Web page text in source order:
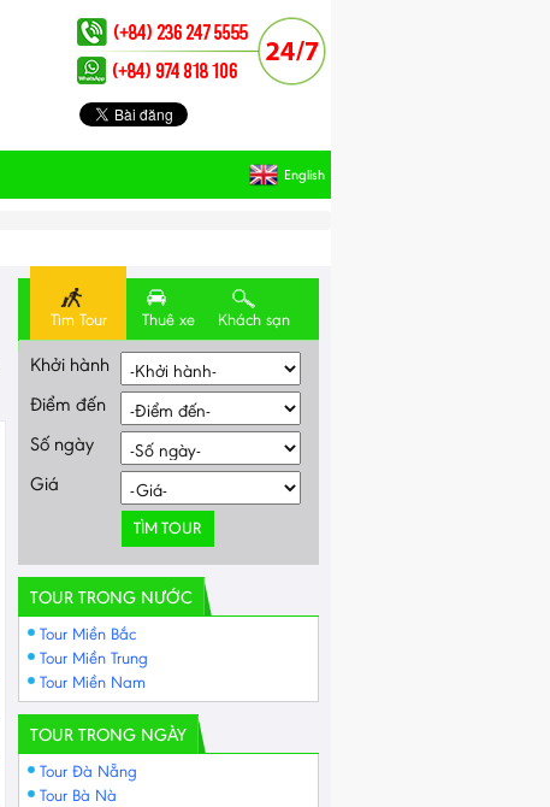
English
Tìm Tour Thuê xe Khách sạn
Khởi hành
Điểm đến
Số ngày
Giá
TOUR TRONG NƯỚC
Tour Miền Bắc
Tour Miền Trung
Tour Miền Nam
TOUR TRONG NGÀY
Tour Đà Nẵng
Tour Bà Nà